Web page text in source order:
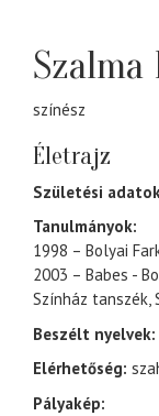
Szalma
színész
Életrajz
Születési
Tanulmányok:
1998 – Bolyai
2003 – Babes -
Színház tanszék,
Beszélt nyelvek:
Elérhetőség:
Pályakép: